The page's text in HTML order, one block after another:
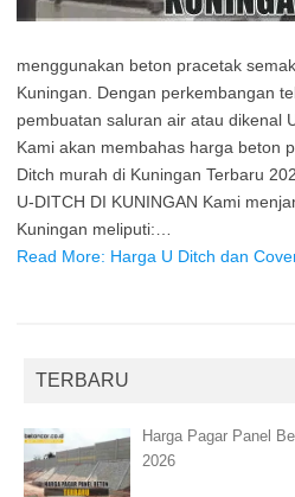
menggunakan beton pracetak
Kuningan. Dengan perkembangan
pembuatan saluran air atau dikenal
Kami akan membahas harga beton
Ditch murah di Kuningan Terbaru
U-DITCH DI KUNINGAN Kami
Kuningan meliputi:…
Read More: Harga U Ditch dan
TERBARU
Harga Pagar Panel
2026